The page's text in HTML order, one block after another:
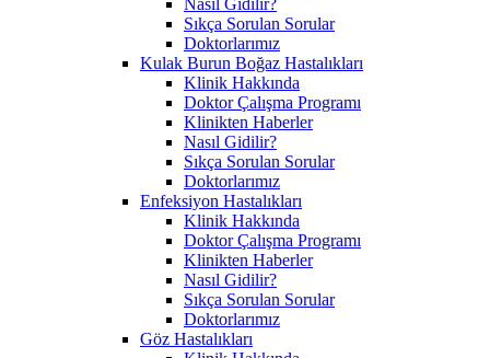
Sıkça Sorulan Sorular
Doktorlarımız
Kulak Burun Boğaz Hastalıkları
Klinik Hakkında
Doktor Çalışma Programı
Klinikten Haberler
Nasıl Gidilir?
Sıkça Sorulan Sorular
Doktorlarımız
Enfeksiyon Hastalıkları
Klinik Hakkında
Doktor Çalışma Programı
Klinikten Haberler
Nasıl Gidilir?
Sıkça Sorulan Sorular
Doktorlarımız
Göz Hastalıkları